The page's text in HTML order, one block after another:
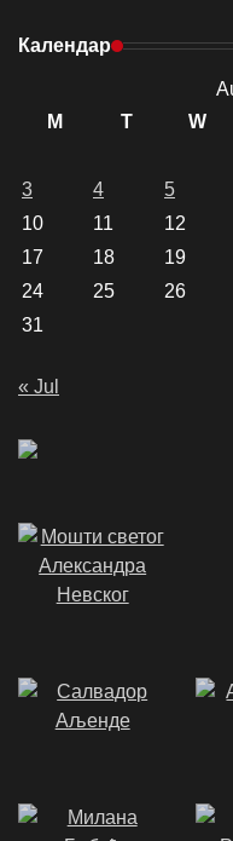
Календар
M
T W
3
4 5
10
11 12
17
18 19
24
25 26
31
« Jul